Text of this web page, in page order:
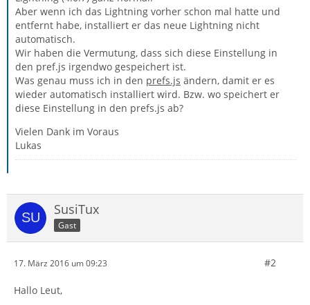
Aber wenn ich das Lightning vorher schon mal hatte und
entfernt habe, installiert er das neue Lightning nicht
automatisch.
Wir haben die Vermutung, dass sich diese Einstellung in
den pref.js irgendwo gespeichert ist.
Was genau muss ich in den prefs.js ändern, damit er es
wieder automatisch installiert wird. Bzw. wo speichert er
diese Einstellung in den prefs.js ab?
Vielen Dank im Voraus
Lukas
SusiTux
Gast
17. März 2016 um 09:23 #2
Hallo Leut,